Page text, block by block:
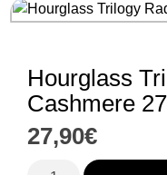
Hourglass
Cashmere
27,90€